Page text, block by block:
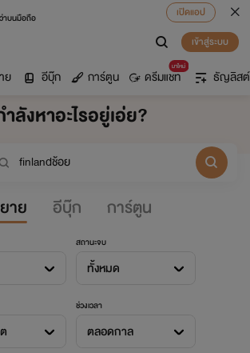
าบนมือถือ
เปิดแอป
เข้าสู่ระบบ
ย อีบุ๊ก การ์ตูน
มาใหม่
ดรีมแชท ธัญลิสต์
ลังหาอะไรอยู่เอ่ย?
าย อีบุ๊ก การ์ตูน
สถานะจบ
ทั้งหมด
ช่วงเวลา
ตลอดกาล